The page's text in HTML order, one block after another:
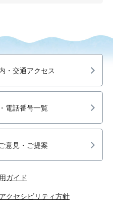
・交通アクセス
電話番号一覧
意見・ご提案
ガイド
クセシビリティ方針